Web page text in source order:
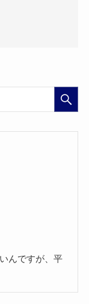
んですが、平